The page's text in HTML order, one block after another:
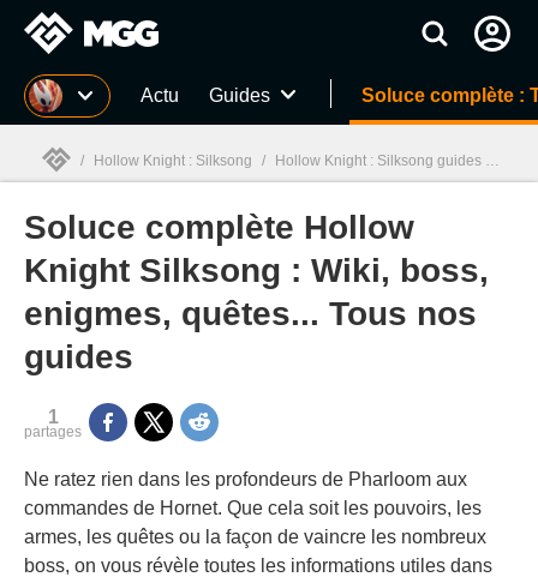
MGG Actu Guides Soluce complète :
MGG
/ Hollow Knight : Silksong / Hollow Knight : Silksong guides /
Soluce complète Hollow
Knight Silksong : Wiki, boss,
enigmes, quêtes... Tous nos
guides
1
partages
Ne ratez rien dans les profondeurs de Pharloom aux
commandes de Hornet. Que cela soit les pouvoirs, les
armes, les quêtes ou la façon de vaincre les nombreux
boss, on vous révèle toutes les informations utiles dans